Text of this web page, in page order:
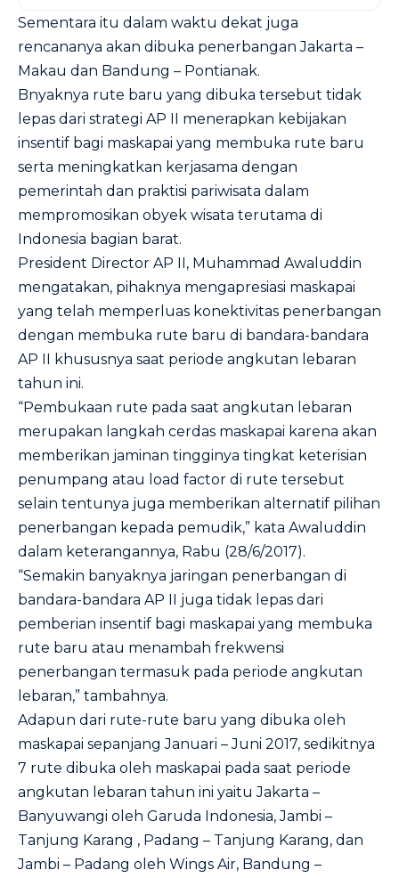
Sementara itu dalam waktu dekat juga
rencananya akan dibuka penerbangan Jakarta –
Makau dan Bandung – Pontianak.
Bnyaknya rute baru yang dibuka tersebut tidak
lepas dari strategi AP II menerapkan kebijakan
insentif bagi maskapai yang membuka rute baru
serta meningkatkan kerjasama dengan
pemerintah dan praktisi pariwisata dalam
mempromosikan obyek wisata terutama di
Indonesia bagian barat.
President Director AP II, Muhammad Awaluddin
mengatakan, pihaknya mengapresiasi maskapai
yang telah memperluas konektivitas penerbangan
dengan membuka rute baru di bandara-bandara
AP II khususnya saat periode angkutan lebaran
tahun ini.
“Pembukaan rute pada saat angkutan lebaran
merupakan langkah cerdas maskapai karena akan
memberikan jaminan tingginya tingkat keterisian
penumpang atau load factor di rute tersebut
selain tentunya juga memberikan alternatif pilihan
penerbangan kepada pemudik,” kata Awaluddin
dalam keterangannya, Rabu (28/6/2017).
“Semakin banyaknya jaringan penerbangan di
bandara-bandara AP II juga tidak lepas dari
pemberian insentif bagi maskapai yang membuka
rute baru atau menambah frekwensi
penerbangan termasuk pada periode angkutan
lebaran,” tambahnya.
Adapun dari rute-rute baru yang dibuka oleh
maskapai sepanjang Januari – Juni 2017, sedikitnya
7 rute dibuka oleh maskapai pada saat periode
angkutan lebaran tahun ini yaitu Jakarta –
Banyuwangi oleh Garuda Indonesia, Jambi –
Tanjung Karang , Padang – Tanjung Karang, dan
Jambi – Padang oleh Wings Air, Bandung –